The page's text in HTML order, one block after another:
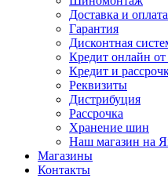
Доставка и
Гарантия
Дисконтная
Кредит онлайн
Кредит и
Реквизиты
Дистрибуция
Рассрочка
Хранение шин
Наш магазин на
Магазины
Контакты